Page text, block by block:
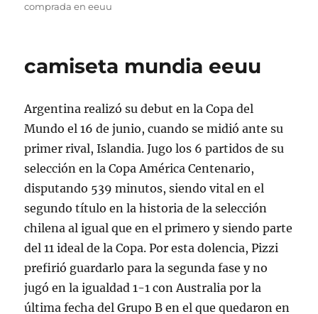
comprada en eeuu
camiseta mundia eeuu
Argentina realizó su debut en la Copa del
Mundo el 16 de junio, cuando se midió ante su
primer rival, Islandia. Jugo los 6 partidos de su
selección en la Copa América Centenario,
disputando 539 minutos, siendo vital en el
segundo título en la historia de la selección
chilena al igual que en el primero y siendo parte
del 11 ideal de la Copa. Por esta dolencia, Pizzi
prefirió guardarlo para la segunda fase y no
jugó en la igualdad 1-1 con Australia por la
última fecha del Grupo B en el que quedaron en